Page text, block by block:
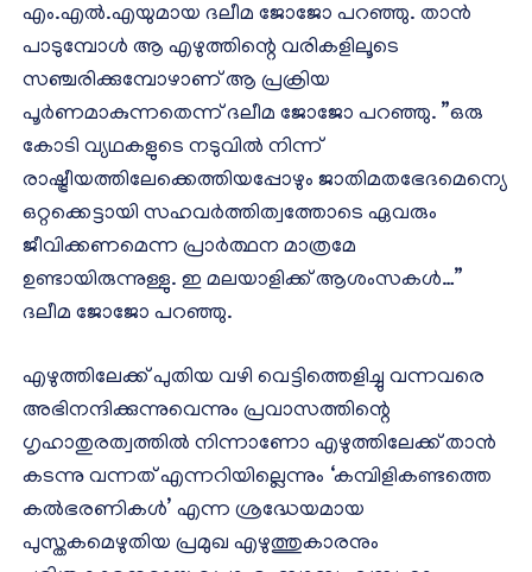
എം.എല്‍.എയുമായ ദലീമ ജോജോ പറഞ്ഞു. താന്‍
പാടുമ്പോള്‍ ആ എഴുത്തിന്റെ വരികളിലൂടെ
സഞ്ചരിക്കുമ്പോഴാണ് ആ പ്രക്രിയ
പൂര്‍ണമാകുന്നതെന്ന് ദലീമ ജോജോ പറഞ്ഞു. ”ഒരു
കോടി വ്യഥകളുടെ നടുവില്‍ നിന്ന്
രാഷ്ട്രീയത്തിലേക്കെത്തിയപ്പോഴും ജാതിമതഭേദമെന്യെ
ഒറ്റക്കെട്ടായി സഹവര്‍ത്തിത്വത്തോടെ ഏവരും
ജീവിക്കണമെന്ന പ്രാര്‍ത്ഥന മാത്രമേ
ഉണ്ടായിരുന്നുള്ളു. ഇ മലയാളിക്ക് ആശംസകള്‍…”
ദലീമ ജോജോ പറഞ്ഞു.
എഴുത്തിലേക്ക് പുതിയ വഴി വെട്ടിത്തെളിച്ചു വന്നവരെ
അഭിനന്ദിക്കുന്നുവെന്നും പ്രവാസത്തിന്റെ
ഗൃഹാതുരത്വത്തില്‍ നിന്നാണോ എഴുത്തിലേക്ക് താന്‍
കടന്നു വന്നത് എന്നറിയില്ലെന്നും ‘കമ്പിളികണ്ടത്തെ
കല്‍ഭരണികള്‍’ എന്ന ശ്രദ്ധേയമായ
പുസ്തകമെഴുതിയ പ്രമുഖ എഴുത്തുകാരനും